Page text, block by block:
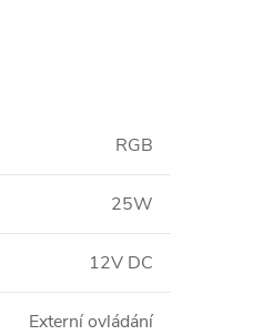
RGB
25W
12V DC
Externí ovládání